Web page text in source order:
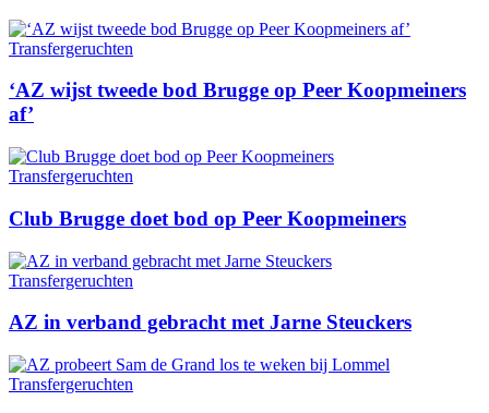
Transfergeruchten
‘AZ wijst tweede bod Brugge op Peer Koopmeiners
af’
Transfergeruchten
Club Brugge doet bod op Peer Koopmeiners
Transfergeruchten
AZ in verband gebracht met Jarne Steuckers
Transfergeruchten